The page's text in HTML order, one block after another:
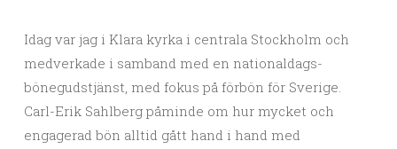
Idag var jag i Klara kyrka i centrala Stockholm och
medverkade i samband med en nationaldags-
bönegudstjänst, med fokus på förbön för Sverige.
Carl-Erik Sahlberg påminde om hur mycket och
engagerad bön alltid gått hand i hand med